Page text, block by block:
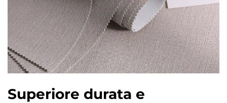
Superiore durata e